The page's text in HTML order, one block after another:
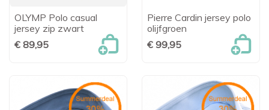
OLYMP Polo casual
jersey zip zwart
€ 89,95
Pierre Cardin jersey polo
olijfgroen
€ 99,95